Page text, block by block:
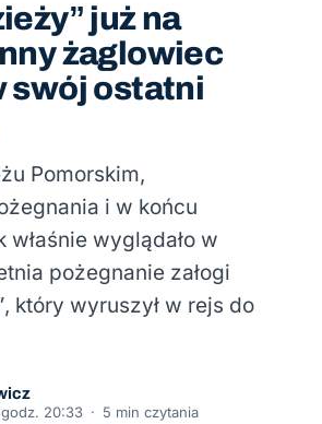
już na
żaglowiec
swój ostatni
Pomorskim,
i w końcu
właśnie wyglądało w
pożegnanie załogi
który wyruszył w rejs do
20:33 · 5 min czytania